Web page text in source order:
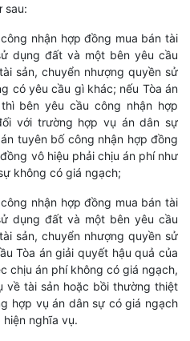
sau:
nhận hợp đồng mua bán tài
dụng đất và một bên yêu cầu
sản, chuyển nhượng quyền sử
có yêu cầu gì khác; nếu Tòa án
bên yêu cầu công nhận hợp
với trường hợp vụ án dân sự
tuyên bố công nhận hợp đồng
vô hiệu phải chịu án phí như
không có giá ngạch;
nhận hợp đồng mua bán tài
dụng đất và một bên yêu cầu
sản, chuyển nhượng quyền sử
Tòa án giải quyết hậu quả của
chịu án phí không có giá ngạch,
về tài sản hoặc bồi thường thiệt
hợp vụ án dân sự có giá ngạch
nghĩa vụ.